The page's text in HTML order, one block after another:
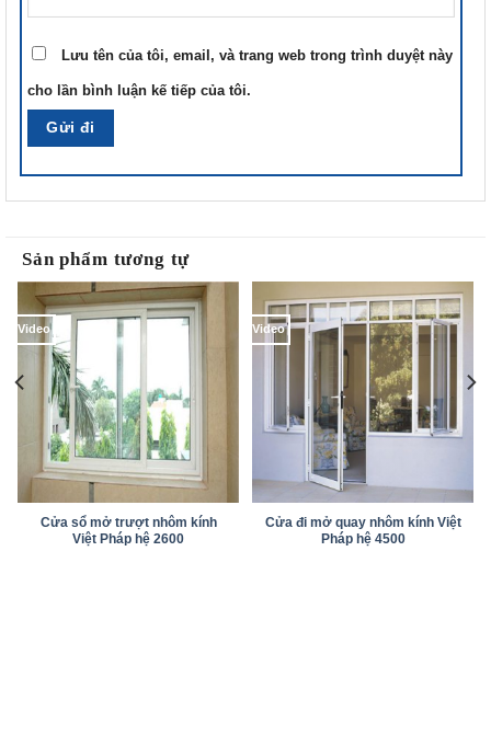
Lưu tên của tôi, email, và trang web trong trình duyệt này
cho lần bình luận kế tiếp của tôi.
Sản phẩm tương tự
Video
Cửa sổ mở trượt nhôm kính
Việt Pháp hệ 2600
Video
Cửa đi mở quay nhôm kính Việt
Pháp hệ 4500